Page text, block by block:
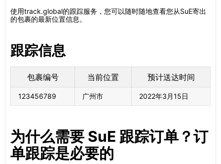
使用track.global的跟踪服务，您可以随时随地查看您从SuE寄出
的包裹的最新位置信息。
跟踪信息
包裹编号 当前位置 预计送达时间
123456789 广州市 2022年3月15日
为什么需要 SuE 跟踪订单？订
单跟踪是必要的